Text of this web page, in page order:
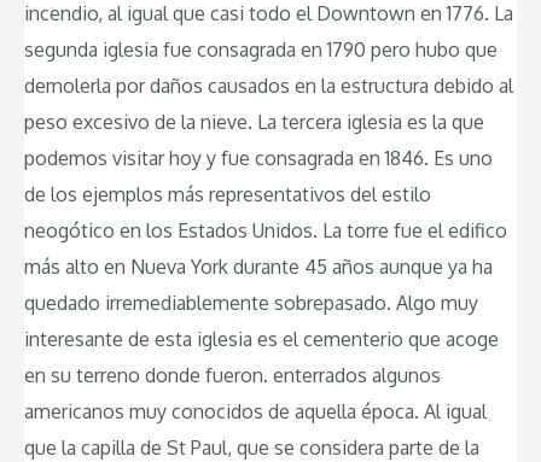
incendio, al igual que casi todo el Downtown en 1776. La
segunda iglesia fue consagrada en 1790 pero hubo que
demolerla por daños causados en la estructura debido al
peso excesivo de la nieve. La tercera iglesia es la que
podemos visitar hoy y fue consagrada en 1846. Es uno
de los ejemplos más representativos del estilo
neogótico en los Estados Unidos. La torre fue el edifico
más alto en Nueva York durante 45 años aunque ya ha
quedado irremediablemente sobrepasado. Algo muy
interesante de esta iglesia es el cementerio que acoge
en su terreno donde fueron. enterrados algunos
americanos muy conocidos de aquella época. Al igual
que la capilla de St Paul, que se considera parte de la